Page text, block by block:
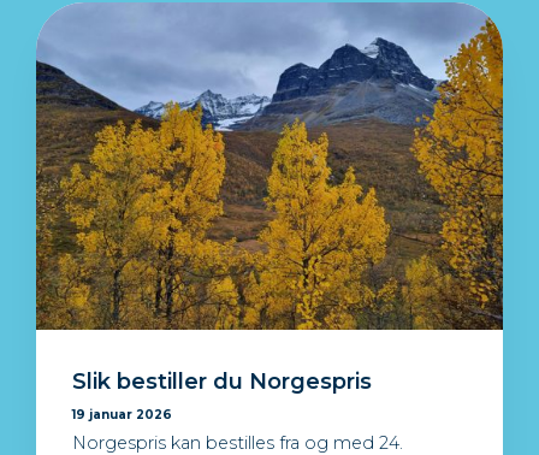
Slik bestiller du Norgespris
19 januar 2026
Norgespris kan bestilles fra og med 24.